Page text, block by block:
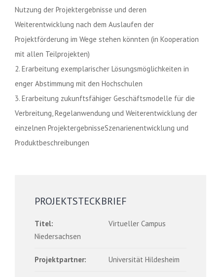
Nutzung der Projektergebnisse und deren
Weiterentwicklung nach dem Auslaufen der
Projektförderung im Wege stehen könnten (in Kooperation
mit allen Teilprojekten)
2. Erarbeitung exemplarischer Lösungsmöglichkeiten in
enger Abstimmung mit den Hochschulen
3. Erarbeitung zukunftsfähiger Geschäftsmodelle für die
Verbreitung, Regelanwendung und Weiterentwicklung der
einzelnen ProjektergebnisseSzenarienentwicklung und
Produktbeschreibungen
PROJEKTSTECKBRIEF
Titel:
Virtueller Campus
Niedersachsen
Projektpartner: Universität Hildesheim